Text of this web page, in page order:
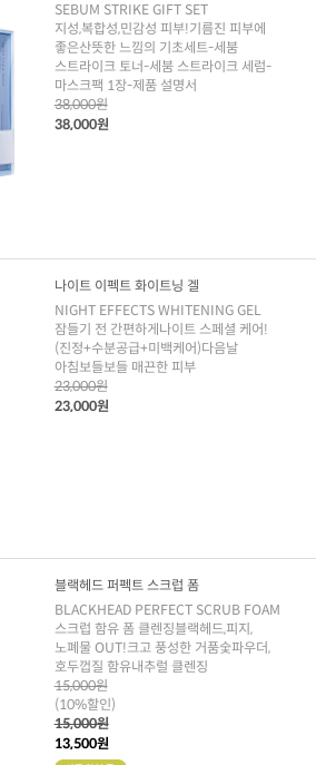
SEBUM STRIKE GIFT SET
지성,복합성,민감성 피부!기름진 피부에
좋은산뜻한 느낌의 기초세트-세붐
스트라이크 토너-세붐 스트라이크 세럼-
마스크팩 1장-제품 설명서
38,000원
38,000원
나이트 이펙트 화이트닝 겔
NIGHT EFFECTS WHITENING GEL
잠들기 전 간편하게나이트 스페셜 케어!
(진정+수분공급+미백케어)다음날
아침보들보들 매끈한 피부
23,000원
23,000원
블랙헤드 퍼펙트 스크럽 폼
BLACKHEAD PERFECT SCRUB FOAM
스크럽 함유 폼 클렌징블랙헤드,피지,
노폐물 OUT!크고 풍성한 거품숯파우더,
호두껍질 함유내추럴 클렌징
15,000원
(10%할인)
15,000원
13,500원